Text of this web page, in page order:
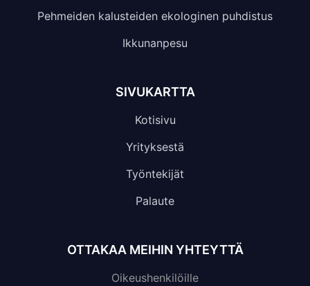
Pehmeiden kalusteiden ekologinen puhdistus
Ikkunanpesu
SIVUKARTTA
Kotisivu
Yrityksestä
Työntekijät
Palaute
OTTAKAA MEIHIN YHTEYTTÄ
Oikeushenkilöille